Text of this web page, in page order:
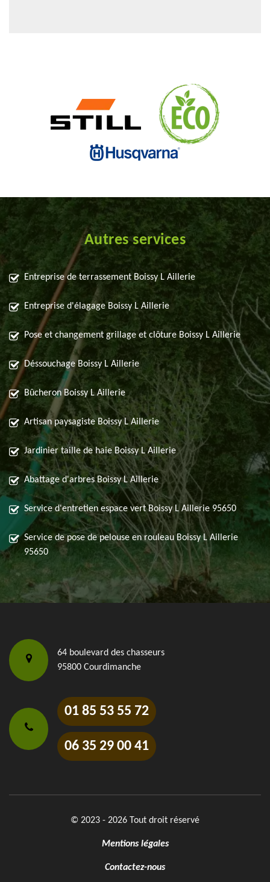
Autres services
Entreprise de terrassement Boissy L Aillerie
Entreprise d'élagage Boissy L Aillerie
Pose et changement grillage et clôture Boissy L Aillerie
Déssouchage Boissy L Aillerie
Bûcheron Boissy L Aillerie
Artisan paysagiste Boissy L Aillerie
Jardinier taille de haie Boissy L Aillerie
Abattage d'arbres Boissy L Aillerie
Service d'entretien espace vert Boissy L Aillerie 95650
Service de pose de pelouse en rouleau Boissy L Aillerie
95650
64 boulevard des chasseurs
95800 Courdimanche
01 85 53 55 72
06 35 29 00 41
© 2023 - 2026 Tout droit réservé
Mentions légales
Contactez-nous